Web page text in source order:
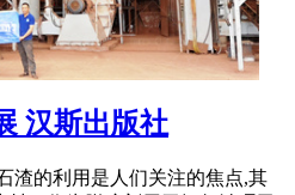
汉斯出版社
渣的利用是人们关注的焦点,其